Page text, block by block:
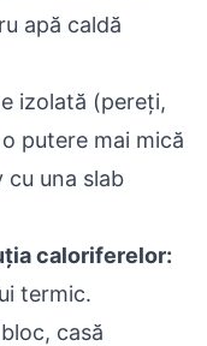
apă caldă
izolată (pereți,
putere mai mică
una slab
caloriferelor:
termic.
casă